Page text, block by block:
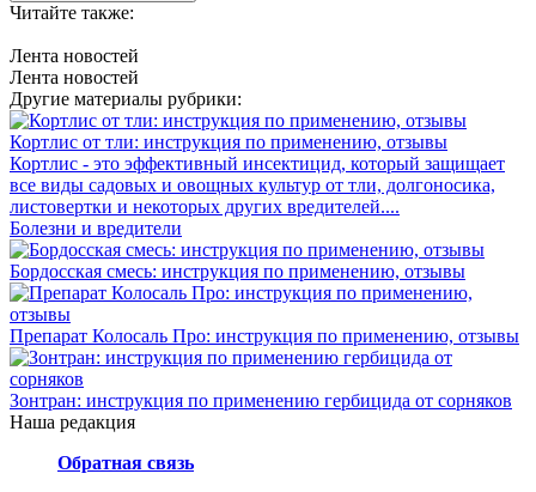
Читайте также:
Лента новостей
Лента новостей
Другие материалы рубрики:
Кортлис от тли: инструкция по применению, отзывы
Кортлис - это эффективный инсектицид, который защищает
все виды садовых и овощных культур от тли, долгоносика,
листовертки и некоторых других вредителей....
Болезни и вредители
Бордосская смесь: инструкция по применению, отзывы
Препарат Колосаль Про: инструкция по применению, отзывы
Зонтран: инструкция по применению гербицида от сорняков
Наша редакция
Обратная связь